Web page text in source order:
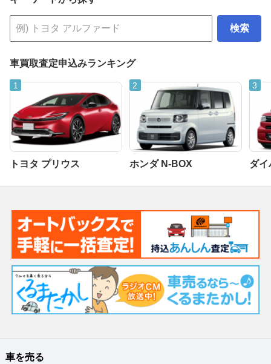
検索
車買取査定申込みランキング
トヨタ プリウス ホンダ N-BOX ダイ
車を売る